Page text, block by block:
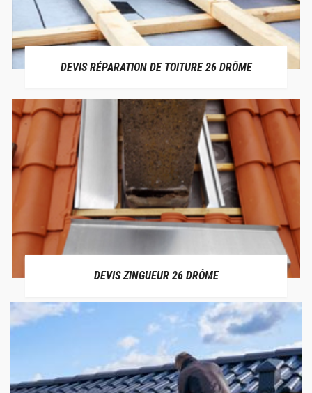
DEVIS RÉPARATION DE TOITURE 26 DRÔME
DEVIS ZINGUEUR 26 DRÔME